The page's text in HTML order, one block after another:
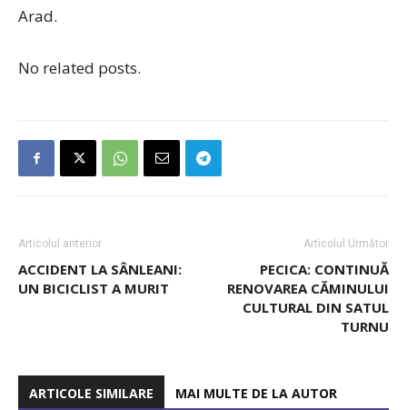
Arad.
No related posts.
Articolul anterior
ACCIDENT LA SÂNLEANI:
UN BICICLIST A MURIT
Articolul Următor
PECICA: CONTINUĂ
RENOVAREA CĂMINULUI
CULTURAL DIN SATUL
TURNU
ARTICOLE SIMILARE MAI MULTE DE LA AUTOR